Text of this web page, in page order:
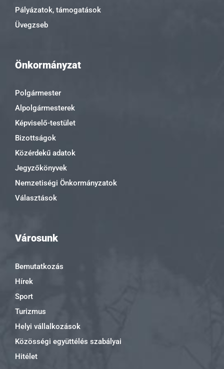
Pályázatok, támogatások
Üvegzseb
Önkormányzat
Polgármester
Alpolgármesterek
Képviselő-testület
Bizottságok
Közérdekű adatok
Jegyzőkönyvek
Nemzetiségi Önkormányzatok
Választások
Városunk
Bemutatkozás
Hírek
Sport
Turizmus
Helyi vállalkozások
Közösségi együttélés szabályai
Hitélet